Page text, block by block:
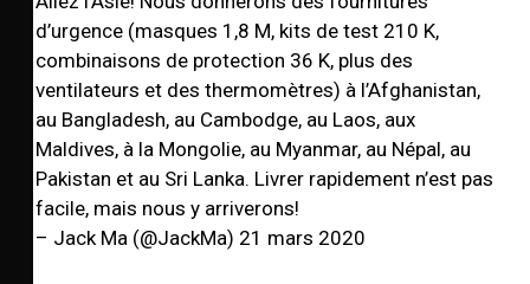
d’urgence (masques 1,8 M, kits de test 210 K,
combinaisons de protection 36 K, plus des
ventilateurs et des thermomètres) à l’Afghanistan,
au Bangladesh, au Cambodge, au Laos, aux
Maldives, à la Mongolie, au Myanmar, au Népal, au
Pakistan et au Sri Lanka. Livrer rapidement n’est pas
facile, mais nous y arriverons!
– Jack Ma (@JackMa) 21 mars 2020